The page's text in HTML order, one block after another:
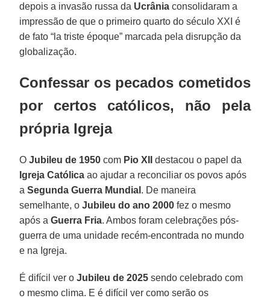
depois a invasão russa da Ucrânia consolidaram a
impressão de que o primeiro quarto do século XXI é
de fato “la triste époque” marcada pela disrupção da
globalização.
Confessar os pecados cometidos
por certos católicos, não pela
própria Igreja
OJubileu de 1950 com Pio XII
destacou o papel da
Igreja Católica ao ajudar a reconciliar os povos após
aSegunda Guerra Mundial . De maneira
semelhante, oJubileu do ano 2000 fez o mesmo
após aGuerra Fria. Ambos foram celebrações pós-
guerra de uma unidade recém-encontrada no mundo
e na Igreja.
É difícil ver oJubileu de 2025 sendo celebrado com
o mesmo clima. E é difícil ver como serão os